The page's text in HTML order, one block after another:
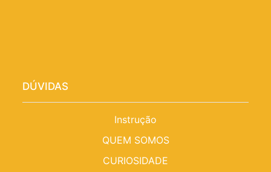
DÚVIDAS
Instrução
QUEM SOMOS
CURIOSIDADE